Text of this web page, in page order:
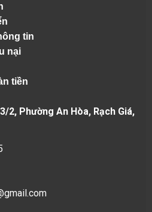
tin
nại
tiền
2, Phường An Hòa, Rạch Giá,